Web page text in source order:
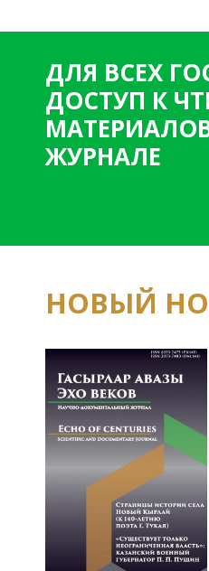
ДЛЯ ВСЕХ
ДОСТУП К
ЖУРНАЛЕ
НОВЫЙ